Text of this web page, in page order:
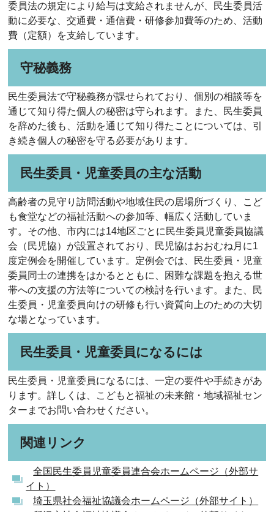
委員法の規定により給与は支給されませんが、民生委員活
動に必要な、交通費・通信費・研修参加費等のため、活動
費（定額）を支給しています。
守秘義務
民生委員法で守秘義務が課せられており、個別の相談等を
通じて知り得た個人の秘密は守られます。また、民生委員
を辞めた後も、活動を通じて知り得たことについては、引
き続き個人の秘密を守る必要があります。
民生委員・児童委員の主な活動
高齢者の見守り訪問活動や地域住民の居場所づくり、こど
も食堂などの福祉活動への参加等、幅広く活動していま
す。その他、市内には14地区ごとに民生委員児童委員協議
会（民児協）が設置されており、民児協はおおむね月に1
度定例会を開催しています。定例会では、民生委員・児童
委員同士の連携をはかるとともに、困難な課題を抱える世
帯への支援の方法等についての検討を行います。また、民
生委員・児童委員向けの研修も行い資質向上のための大切
な場となっています。
民生委員・児童委員になるには
民生委員・児童委員になるには、一定の要件や手続きがあ
ります。詳しくは、こどもと福祉の未来館・地域福祉セン
ターまでお問い合わせください。
関連リンク
全国民生委員児童委員連合会ホームページ（外部サ
イト）
埼玉県社会福祉協議会ホームページ（外部サイト）